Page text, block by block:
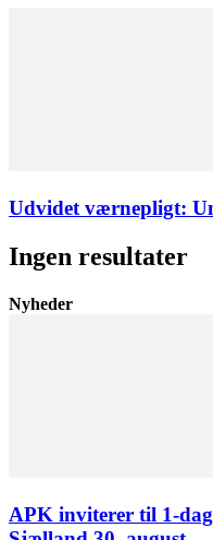
Udvidet værnepligt:
Ingen resultater
Nyheder
APK inviterer til 1-